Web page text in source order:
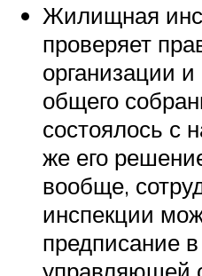
Жилищная
проверяет
организации
общего
состоялось с
же его
вообще,
инспекции
предписание